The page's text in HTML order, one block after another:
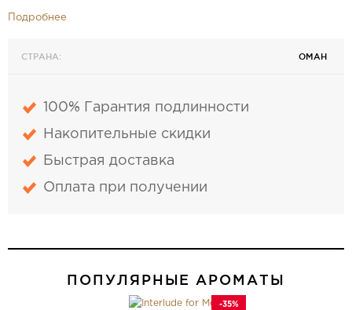
Подробнее
СТРАНА: ОМАН
100% Гарантия подлинности
Накопительные скидки
Быстрая доставка
Оплата при получении
ПОПУЛЯРНЫЕ АРОМАТЫ
-35%